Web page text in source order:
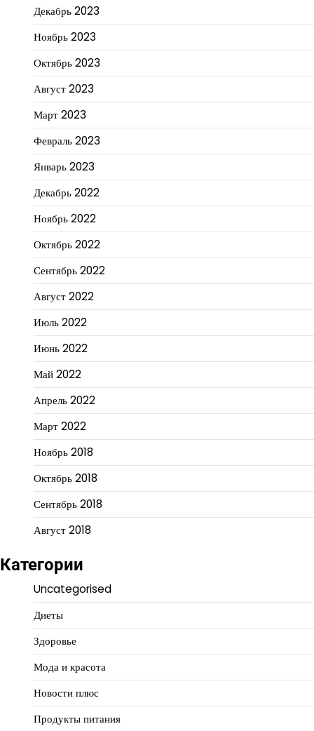
Декабрь 2023
Ноябрь 2023
Октябрь 2023
Август 2023
Март 2023
Февраль 2023
Январь 2023
Декабрь 2022
Ноябрь 2022
Октябрь 2022
Сентябрь 2022
Август 2022
Июль 2022
Июнь 2022
Май 2022
Апрель 2022
Март 2022
Ноябрь 2018
Октябрь 2018
Сентябрь 2018
Август 2018
Категории
Uncategorised
Диеты
Здоровье
Мода и красота
Новости плюс
Продукты питания